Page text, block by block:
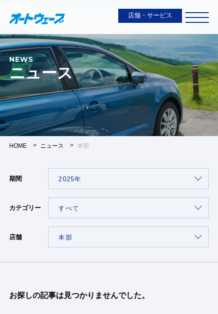
店舗・サービス
NEWS
ニュース
HOME ニュース 本部
期間
カテゴリー
店舗
お探しの記事は見つかりませんでした。